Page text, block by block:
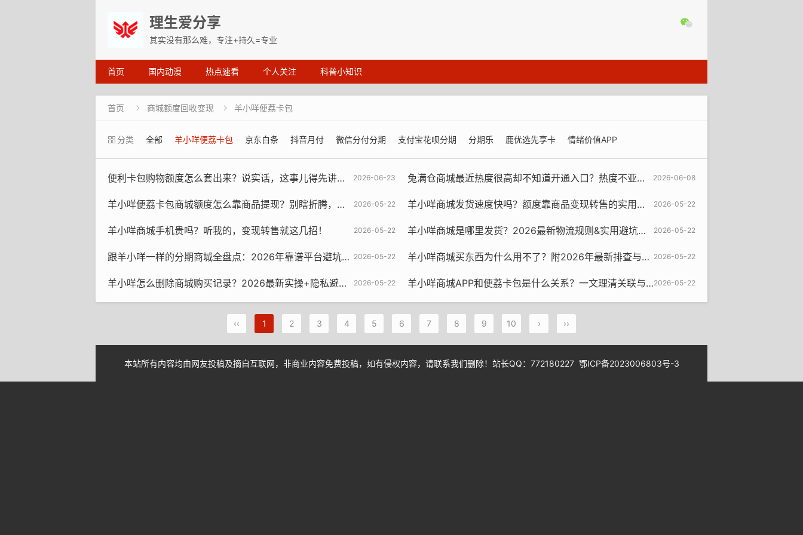
理生爱分享
其实没有那么难，专注+持久=专业
首页 国内动漫 热点速看 个人关注 科普小知识
首页  商城额度回收变现  羊小咩便荔卡包
分类 全部 羊小咩便荔卡包 京东白条 抖音月付 微信分付分期 支付宝花呗分期 分期乐 鹿优选先享卡 情绪价值APP
2026-06-23
便利卡包购物额度怎么套出来？说实话，这事儿得先讲清楚 2026-06-08
兔满仓商城最近热度很高却不知道开通入口？热度不亚于当初的羊小咩便荔卡包，带你过了一遍，一看就懂
2026-05-22
羊小咩便荔卡包商城额度怎么靠商品提现？别瞎折腾，这几招够稳！ 2026-05-22
羊小咩商城发货速度快吗？额度靠商品变现转售的实用攻略
2026-05-22
羊小咩商城手机贵吗？听我的，变现转售就这几招！ 2026-05-22
羊小咩商城是哪里发货？2026最新物流规则&实用避坑指南
2026-05-22
跟羊小咩一样的分期商城全盘点：2026年靠谱平台避坑指南 2026-05-22
羊小咩商城买东西为什么用不了？附2026年最新排查与解决指南
2026-05-22
羊小咩怎么删除商城购买记录？2026最新实操+隐私避坑指南 2026-05-22
羊小咩商城APP和便荔卡包是什么关系？一文理清关联与使用逻辑
‹‹ 1 2 3 4 5 6 7 8 9 10 › ››
本站所有内容均由网友投稿及摘自互联网，非商业内容免费投稿，如有侵权内容，请联系我们删除！站长QQ：772180227 鄂ICP备2023006803号-3